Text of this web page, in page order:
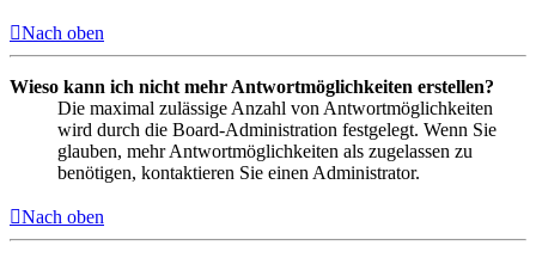
Nach oben
Wieso kann ich nicht mehr Antwortmöglichkeiten erstellen?
Die maximal zulässige Anzahl von Antwortmöglichkeiten
wird durch die Board-Administration festgelegt. Wenn Sie
glauben, mehr Antwortmöglichkeiten als zugelassen zu
benötigen, kontaktieren Sie einen Administrator.
Nach oben